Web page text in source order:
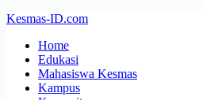
Kesmas-ID.com
Home
Edukasi
Mahasiswa Kesmas
Kampus